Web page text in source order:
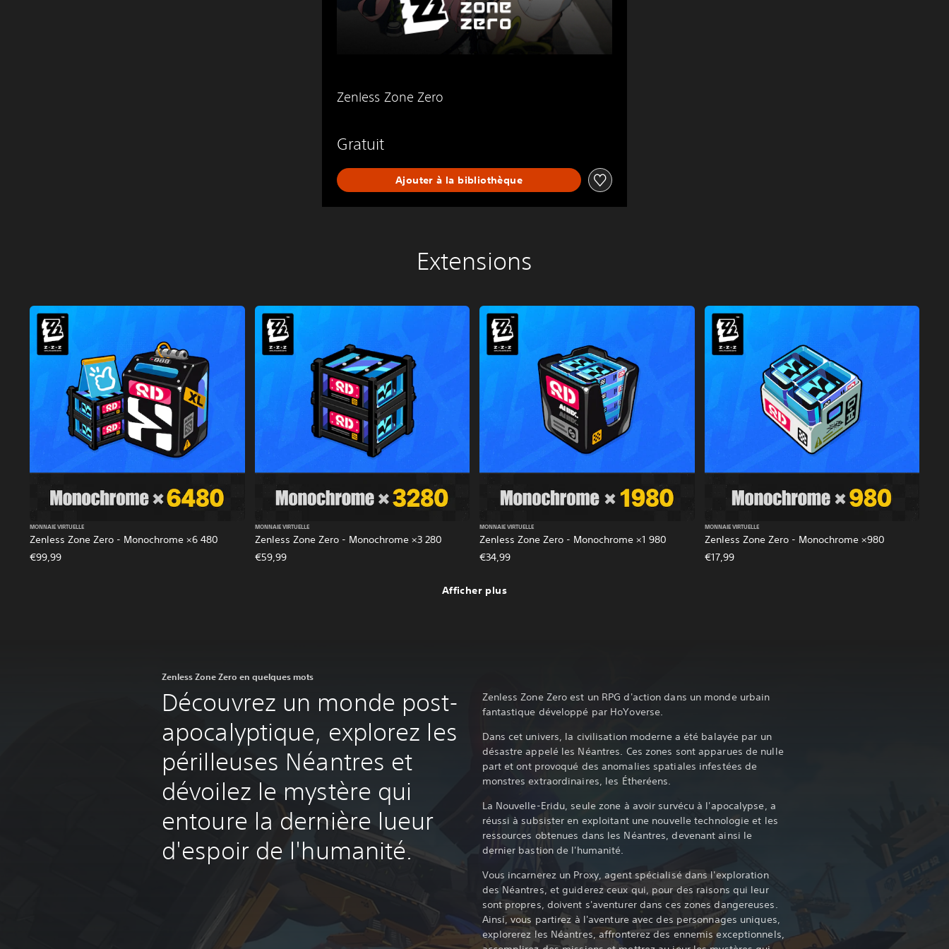
Zenless Zone Zero
Gratuit
Ajouter à la bibliothèque
Extensions
Zenless Zone Zero - Monochrome ×6 480
MONNAIE VIRTUELLE
€99,99
Zenless Zone Zero - Monochrome ×3 280
MONNAIE VIRTUELLE
€59,99
Zenless Zone Zero - Monochrome ×1 980
MONNAIE VIRTUELLE
€34,99
Zenless Zone Zero - Monochrome ×980
MONNAIE VIRTUELLE
€17,99
Afficher plus
Zenless Zone Zero en quelques mots
Découvrez un monde post-
apocalyptique, explorez les
périlleuses Néantres et
dévoilez le mystère qui
entoure la dernière lueur
d'espoir de l'humanité.
Zenless Zone Zero est un RPG d'action dans un monde urbain
fantastique développé par HoYoverse.
Dans cet univers, la civilisation moderne a été balayée par un
désastre appelé les Néantres. Ces zones sont apparues de nulle
part et ont provoqué des anomalies spatiales infestées de
monstres extraordinaires, les Étheréens.
La Nouvelle-Eridu, seule zone à avoir survécu à l'apocalypse, a
réussi à subsister en exploitant une nouvelle technologie et les
ressources obtenues dans les Néantres, devenant ainsi le
dernier bastion de l'humanité.
Vous incarnerez un Proxy, agent spécialisé dans l'exploration
des Néantres, et guiderez ceux qui, pour des raisons qui leur
sont propres, doivent s'aventurer dans ces zones dangereuses.
Ainsi, vous partirez à l'aventure avec des personnages uniques,
explorerez les Néantres, affronterez des ennemis exceptionnels,